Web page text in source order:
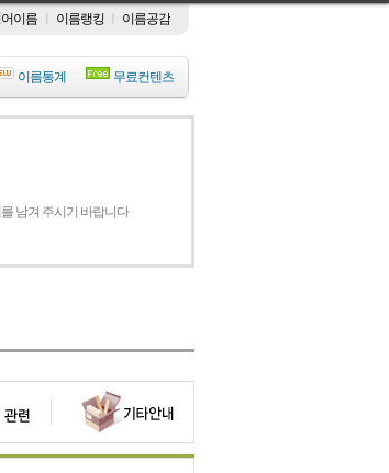
이름 이름랭킹 이름공감
이름통계 무료컨텐츠
를 남겨 주시기 바랍니다